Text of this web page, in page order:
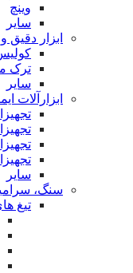
وینچ
سایر
ابزار دقیق
ترک
سایر
ابزارآلات
سایر
سنگ،
تیغ